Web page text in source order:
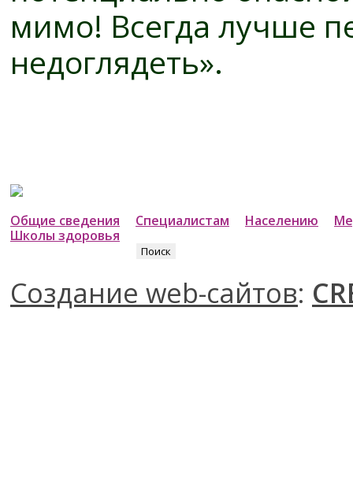
мимо! Всегда лучше
недоглядеть».
Общие сведения Специалистам Населению
Школы здоровья
Создание web-сайтов: